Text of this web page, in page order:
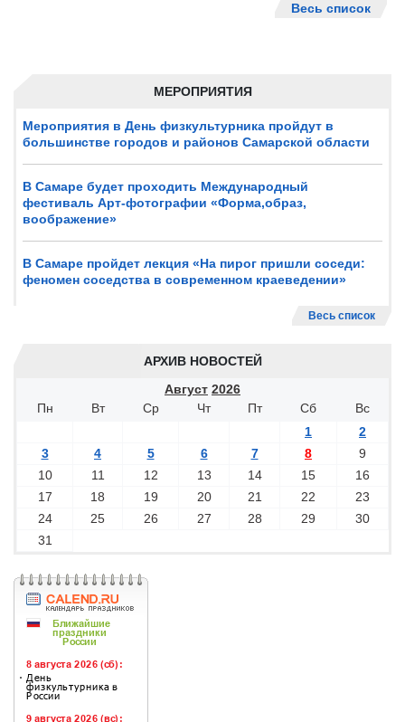
МЕРОПРИЯТИЯ
Мероприятия в День физкультурника пройдут в
большинстве городов и районов Самарской области
В Самаре будет проходить Международный
фестиваль Арт-фотографии «Форма,образ,
воображение»
В Самаре пройдет лекция «На пирог пришли соседи:
феномен соседства в современном краеведении»
Весь список
АРХИВ НОВОСТЕЙ
Август 2026
Пн
Вт Ср Чт Пт Сб
Вс
1
2
3
4 5 6 7 8
9
10
11 12 13 14 15
16
17
18 19 20 21 22
23
24
25 26 27 28 29
30
31
Весь список